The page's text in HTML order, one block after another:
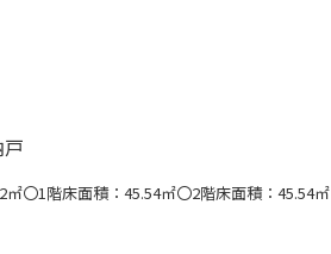
㎡〇1階床面積：45.54㎡〇2階床面積：45.54㎡